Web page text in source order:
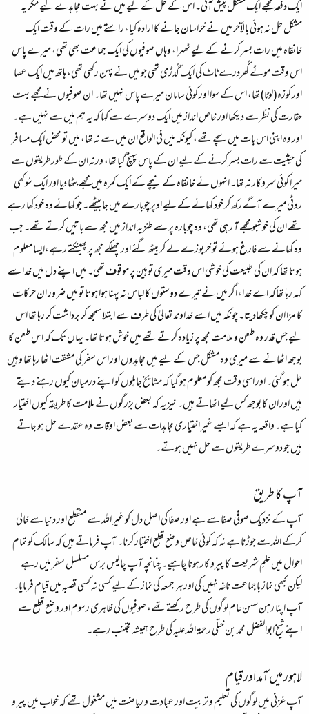
ایک دفعہ مجھے ایک مشکل پیش آئی۔ اس کے حل کے لیے میں نے بہت مجاہدے کیے مگر یہ
مشکل حل نہ ہوئی بالآخر میں نے خراسان جانے کا ارادہ کیا، راستے میں رات کے وقت ایک
خانقاہ میں رات بسر کرنے کے لیے ٹھہرا، وہاں صوفیوں کی ایک جماعت بھی تھی، میرے پاس
اس وقت موٹے کُھردرے ٹاٹ کی ایک گُدڑی تھی جو میں نے پہن رکھی تھی، ہاتھ میں ایک عصا
اور کوزہ (لوٹا) تھا، اس کے سوا اور کوئی سامان میرے پاس نہیں تھا۔ ان صوفیوں نے مجھے بہت
حقارت کی نظر سے دیکھا اور خاص انداز میں ایک دوسرے سے کہا کہ یہ ہم میں سے نہیں ہے۔
اور وہ اپنی اس بات میں سچے تھے، کیونکہ میں فی الواقع ان میں سے نہ تھا، میں تو محض ایک مسافر
کی حیثیت سے رات بسر کرنے کے لیے ان کے پاس پہنچ گیا تھا، ورنہ ان کے طور طریقوں سے
میرا کوئی سروکار نہ تھا۔ انہوں نے خانقاہ کے نیچے کے ایک کمرہ میں مجھے بٹھا دیا اور ایک سُوکھی
روٹی میرے آگے رکھ کر خود کھانے کے لیے اوپر چوبارے میں جا بیٹھے۔ جو کھانے وہ خود کھا رہے
تھے ان کی خوشبو مجھے آ رہی تھی، وہ چوبارہ پر سے طنزیہ انداز میں مجھ سے باتیں کرتے تھے۔ جب
وہ کھانے سے فارغ ہوئے تو خربوزے لے کر بیٹھ گئے اور چھلکے مجھ پر پھینکتے رہے،ایسا معلوم
ہوتا تھا کہ ان کی طبیعت کی خوشی اس وقت میری توہین پر موقوف تھی۔ میں اپنے دل میں خدا سے
کہہ رہا تھاکہ اے خدا، اگر میں نے تیرے دوستوں کا لباس نہ پہنا ہوا ہوتا تو میں ضرور ان حرکات
کا مزا ان کو چکھادیتا۔ چونکہ میں اسے خداوند تعالیٰ کی طرف سے ابتلا سمجھ کر برداشت کر رہا تھا اس
لیے جس قدر وہ طعن و ملامت مجھ پر زیادہ کرتے تھے میں خوش ہوتا تھا۔ یہاں تک کہ اس طعن کا
بوجھ اٹھانے سے میری وہ مشکل جس کے لیے میں مجاہدوں اور اس سفر کی مشقت اٹھا رہا تھا وہیں
حل ہو گئی۔ اور اسی وقت مجھ کو معلوم ہو گیا کہ مشایخ جاہلوں کو اپنے درمیان کیوں رہنے دیتے
ہیں اور ان کا بوجھ کس لیے اٹھاتے ہیں۔ نیز یہ کہ بعض بزرگوں نے ملامت کا طریقہ کیوں اختیار
کیا ہے۔واقعہ یہ ہے کہ ایسے غیر اختیاری مجاہدات سے بعض اوقات وہ عقدے حل ہو جاتے
ہیں جو دوسرے طریقوں سے حل نہیں ہوتے۔
آپ کا طریق
آپ کے نزدیک صوفی صفا سے ہے اور صفا کی اصل دل کو غیر اللہ سے منقطع اور دنیا سے خالی
کرکے اللہ سے جوڑنا ہے نہ کہ کوئی خاص وضع قطع اختیار کرنا۔ آپ فرماتے ہیں کہ سالک کو تمام
احوال میں علمِ شریعت کا پیرو کار ہونا چاہیے۔ چنانچہ آپ چالیس برس مسلسل سفر میں رہے
لیکن کبھی نماز باجماعت ناغہ نہیں کی اور ہر جمعہ کی نماز کے لیے کسی نہ کسی قصبہ میں قیام فرمایا۔
آپ اپنا رہن سہن عام لوگوں کی طرح رکھتے تھے، صوفیوں کی ظاہری رسوم اور وضع قطع سے
اپنے شیخ ابوالفضل محمد بن ختلی رحمۃ اللہ علیہ کی طرح ہمیشہ مجتنب رہے۔
لاہور میں آمد اور قیام
آپ غزنی میں لوگوں کی تعلیم و تربیت اور عبادت و ریاضت میں مشغول تھے کہ خواب میں پیر و